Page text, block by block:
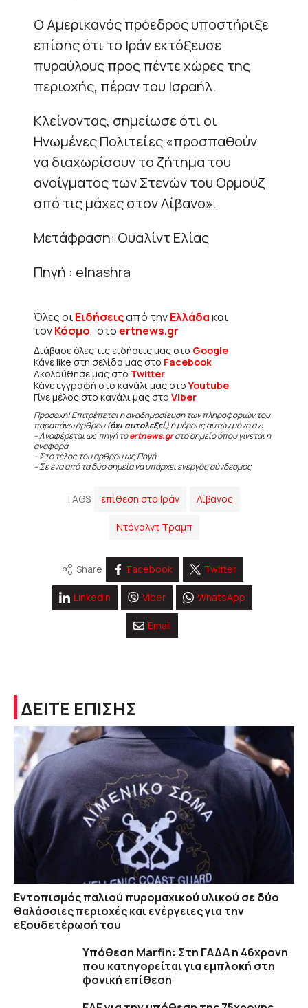
Ο Αμερικανός πρόεδρος υποστήριξε
επίσης ότι το Ιράν εκτόξευσε
πυραύλους προς πέντε χώρες της
περιοχής, πέραν του Ισραήλ.
Κλείνοντας, σημείωσε ότι οι
Ηνωμένες Πολιτείες «προσπαθούν
να διαχωρίσουν το ζήτημα του
ανοίγματος των Στενών του Ορμούζ
από τις μάχες στον Λίβανο».
Μετάφραση: Ουαλίντ Ελίας
Πηγή : elnashra
Όλες οιΕιδήσειςαπό τηνΕλλάδακαι
τονΚόσμο, στο ertnews.gr
Διάβασε όλες τις ειδήσεις μας στο Google
Κάνε like στη σελίδα μας στο Facebook
Ακολούθησε μας στο Twitter
Κάνε εγγραφή στο κανάλι μας στοYoutube
Γίνε μέλος στο κανάλι μας στο Viber
Προσοχή! Επιτρέπεται η αναδημοσίευση των πληροφοριών του
παραπάνω άρθρου (όχι αυτολεξεί) ή μέρους αυτών μόνο αν:
– Αναφέρεται ως πηγή τοertnews.grστο σημείο όπου γίνεται η
αναφορά.
– Στο τέλος του άρθρου ως Πηγή
– Σε ένα από τα δύο σημεία να υπάρχει ενεργός σύνδεσμος
TAGS επίθεση στο Ιράν Λίβανος
Ντόναλντ Τραμπ
Share Facebook Twitter
Linkedin Viber WhatsApp
Email
ΔΕΙΤΕ ΕΠΙΣΗΣ
Εντοπισμός παλιού πυρομαχικού υλικού σε δύο
θαλάσσιες περιοχές και ενέργειες για την
εξουδετέρωσή του
Υπόθεση Marfin: Στη ΓΑΔΑ η 46χρονη
που κατηγορείται για εμπλοκή στη
φονική επίθεση